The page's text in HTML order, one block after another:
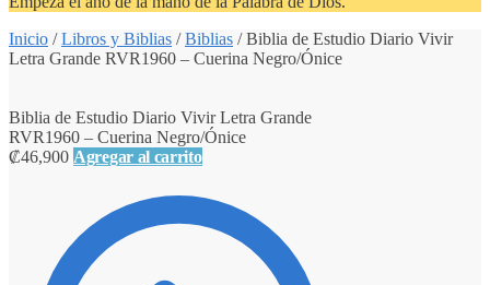
Inicio /Libros y Biblias /Biblias /Biblia de Estudio Diario Vivir
Letra Grande RVR1960 – Cuerina Negro/Ónice
Biblia de Estudio Diario Vivir Letra Grande
RVR1960 – Cuerina Negro/Ónice
₡46,900 Agregar al carrito